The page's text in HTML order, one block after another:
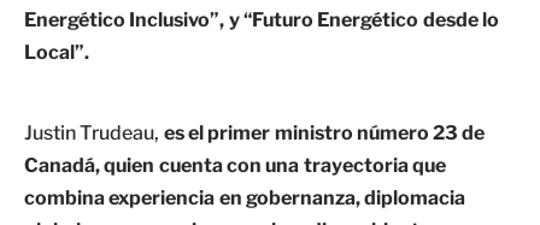
Energético Inclusivo”, y “Futuro Energético desde lo
Local”.
Justin Trudeau, es el primer ministro número 23 de
Canadá, quien cuenta con una trayectoria que
combina experiencia en gobernanza, diplomacia